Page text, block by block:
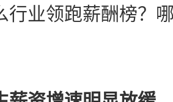
行业领跑薪酬榜？